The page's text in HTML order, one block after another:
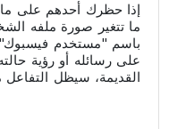
إذا حظرك أحدهم على
ما تتغير صورة ملفه
باسم "مستخدم فيسبوك".
على رسائله أو رؤية
القديمة، سيظل التفاعل